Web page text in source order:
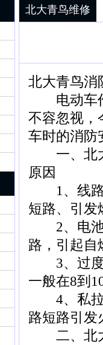
北大青鸟维修
北大青鸟消
电动车作
不容忽视，
车时的消防
一、北大
原因
1、线路
短路、引发
2、电池
路，引起自
3、过度
一般在8到
4、私拉
路短路引发
二、北大